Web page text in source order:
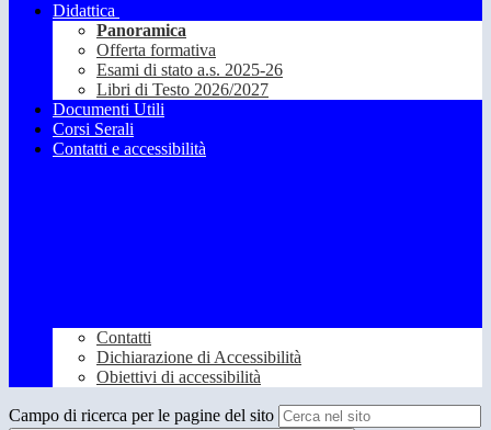
Didattica
Panoramica
Offerta formativa
Esami di stato a.s. 2025-26
Libri di Testo 2026/2027
Documenti Utili
Corsi Serali
Contatti e accessibilità
Contatti
Dichiarazione di Accessibilità
Obiettivi di accessibilità
Campo di ricerca per le pagine del sito